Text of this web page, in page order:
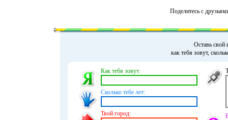
Поделитесь с
Оставь свой
как тебя зовут,
Как тебя зовут:
Сколько тебе лет:
Твой город: